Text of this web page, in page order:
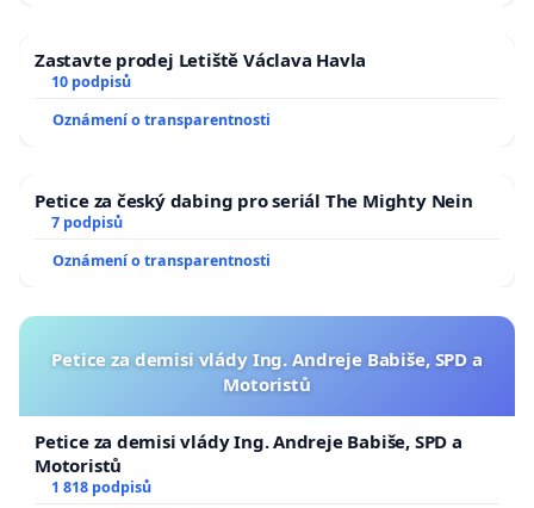
Zastavte prodej Letiště Václava Havla
10 podpisů
Oznámení o transparentnosti
Petice za český dabing pro seriál The Mighty Nein
7 podpisů
Oznámení o transparentnosti
Petice za demisi vlády Ing. Andreje Babiše, SPD a
Motoristů
Petice za demisi vlády Ing. Andreje Babiše, SPD a
Motoristů
1 818 podpisů